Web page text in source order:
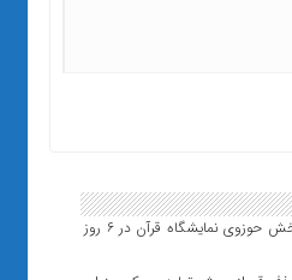
نگاهی به فعالیت غرفه‌های بخش حوزوی نمایشگاه قرآن در ۶ روز